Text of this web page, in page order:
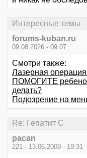
Интересные темы
forums-kuban.ru
09.08.2026 - 09:07
Смотри также:
Лазерная операция
ПОМОГИТЕ
делать?
Подозрение на
Re: Гепатит С
pacan
221 - 13.06.2009 - 19:31